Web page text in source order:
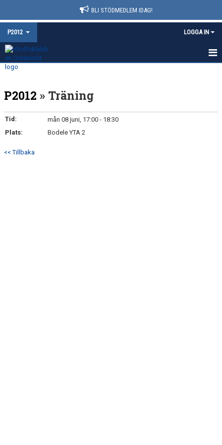
BLI STÖDMEDLEM IDAG!
P2012 LOGGA IN
HEM
NYHETER
KALENDER
MATCHER
P2012 » Träning
Tid:
mån 08 juni, 17:00 - 18:30
Plats:
Bodele YTA 2
<< Tillbaka